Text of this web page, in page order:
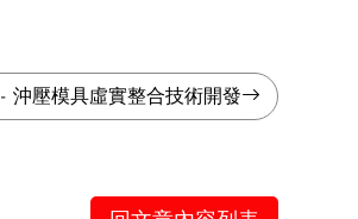
- 沖壓模具虛實整合技術開發